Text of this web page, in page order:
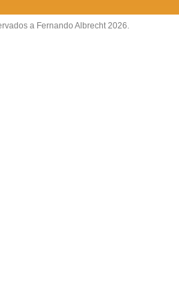
a Fernando Albrecht 2026.